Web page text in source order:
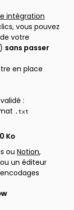
intégration
vous pouvez
votre
) sans passer
en place
:
.txt
Ko
ou Notion,
un éditeur